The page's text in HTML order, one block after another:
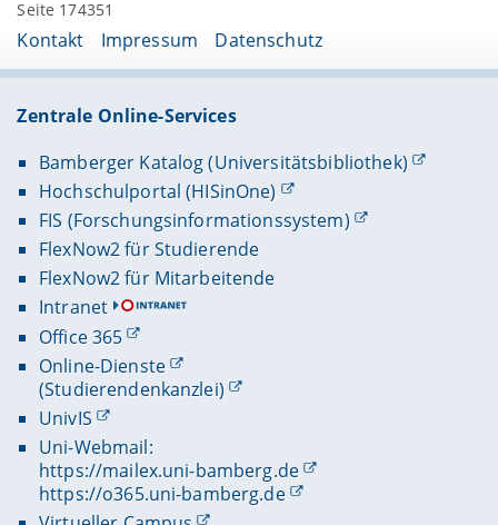
Seite 174351
Kontakt Impressum Datenschutz
Zentrale Online-Services
Bamberger Katalog (Universitätsbibliothek)
Hochschulportal (HISinOne)
FIS (Forschungsinformationssystem)
FlexNow2 für Studierende
FlexNow2 für Mitarbeitende
Intranet
Office 365
Online-Dienste
(Studierendenkanzlei)
UnivIS
Uni-Webmail:
https://mailex.uni-bamberg.de
https://o365.uni-bamberg.de